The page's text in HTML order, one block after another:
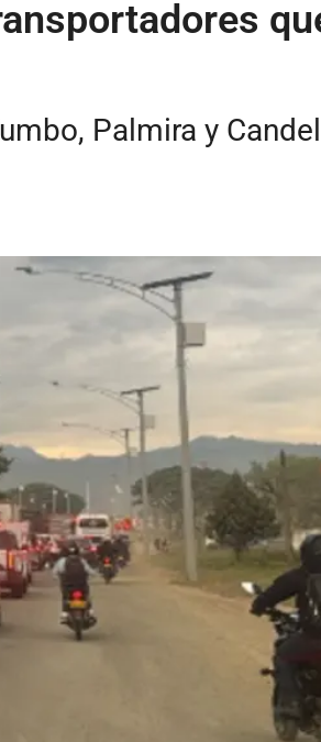
Palmira y